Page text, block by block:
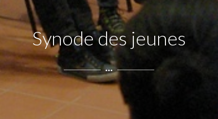
Synode des jeunes